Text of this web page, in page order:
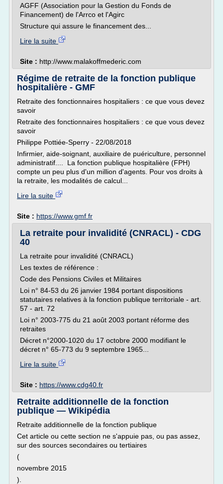
AGFF (Association pour la Gestion du Fonds de
Financement) de l'Arrco et l'Agirc
Structure qui assure le financement des...
Lire la suite
Site : http://www.malakoffmederic.com
Régime de retraite de la fonction publique
hospitalière - GMF
Retraite des fonctionnaires hospitaliers : ce que vous devez
savoir
Retraite des fonctionnaires hospitaliers : ce que vous devez
savoir
Philippe Pottiée-Sperry - 22/08/2018
Infirmier, aide-soignant, auxiliaire de puériculture, personnel
administratif.... La fonction publique hospitalière (FPH)
compte un peu plus d'un million d'agents. Pour vos droits à
la retraite, les modalités de calcul...
Lire la suite
Site : https://www.gmf.fr
La retraite pour invalidité (CNRACL) - CDG
40
La retraite pour invalidité (CNRACL)
Les textes de référence :
Code des Pensions Civiles et Militaires
Loi n° 84-53 du 26 janvier 1984 portant dispositions
statutaires relatives à la fonction publique territoriale - art.
57 - art. 72
Loi n° 2003-775 du 21 août 2003 portant réforme des
retraites
Décret n°2000-1020 du 17 octobre 2000 modifiant le
décret n° 65-773 du 9 septembre 1965...
Lire la suite
Site : https://www.cdg40.fr
Retraite additionnelle de la fonction
publique — Wikipédia
Retraite additionnelle de la fonction publique
Cet article ou cette section ne s'appuie pas, ou pas assez,
sur des sources secondaires ou tertiaires
(
novembre 2015
).